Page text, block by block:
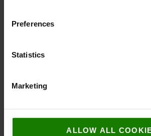
Preferences
Statistics
Marketing
ALLOW ALL